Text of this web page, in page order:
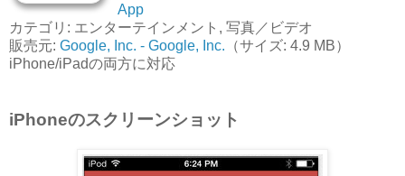
App
カテゴリ: エンターテインメント, 写真／ビデオ
販売元: Google, Inc. - Google, Inc. （サイズ: 4.9 MB）
iPhone/iPadの両方に対応
iPhoneのスクリーンショット